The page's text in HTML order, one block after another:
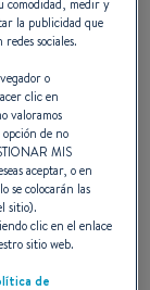
de express
intra
entre el
Turismo 32
de grandes
comodidad, medir y
la publicidad que
sociales.
o
clic en
valoramos
de no
MIS
aceptar, o en
se colocarán las
sitio).
clic en el enlace
sitio web.
de